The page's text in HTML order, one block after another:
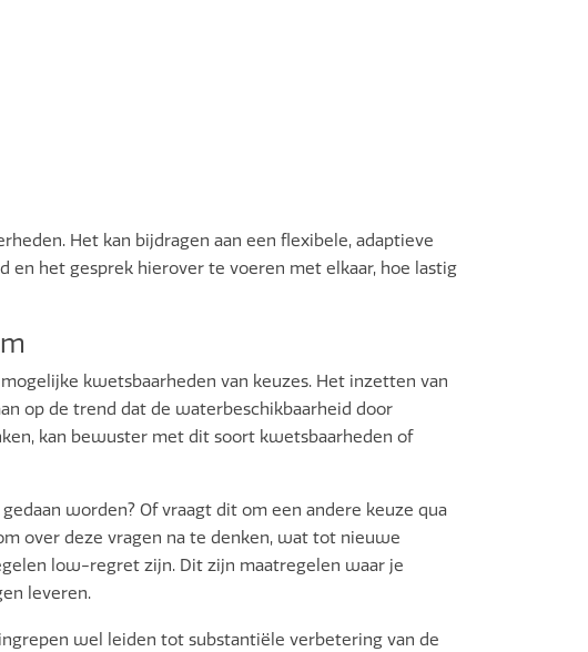
Het kan bijdragen aan een flexibele, adaptieve
en het gesprek hierover te voeren met elkaar, hoe lastig
kwetsbaarheden van keuzes. Het inzetten van
op de trend dat de waterbeschikbaarheid door
kan bewuster met dit soort kwetsbaarheden of
worden? Of vraagt dit om een andere keuze qua
over deze vragen na te denken, wat tot nieuwe
low-regret zijn. Dit zijn maatregelen waar je
leveren.
wel leiden tot substantiële verbetering van de